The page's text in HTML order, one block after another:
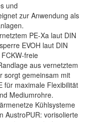
und
zur Anwendung als
PE-Xa laut DIN
EVOH laut DIN
freie
aus vernetztem
sorgt gemeinsam mit
für maximale Flexibilität
Mediumrohre.
Kühlsysteme
AustroPUR: vorisolierte